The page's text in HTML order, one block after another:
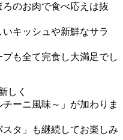
のお肉で食べ応えは抜
キッシュや新鮮なサラ
も全て完食し大満足でし
しく
ーニ風味～」が加わりま
スタ」も継続してお楽しみ